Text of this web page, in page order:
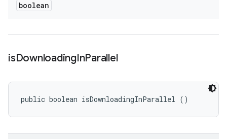
boolean
isDownloadingInParallel
public boolean isDownloadingInParallel ()